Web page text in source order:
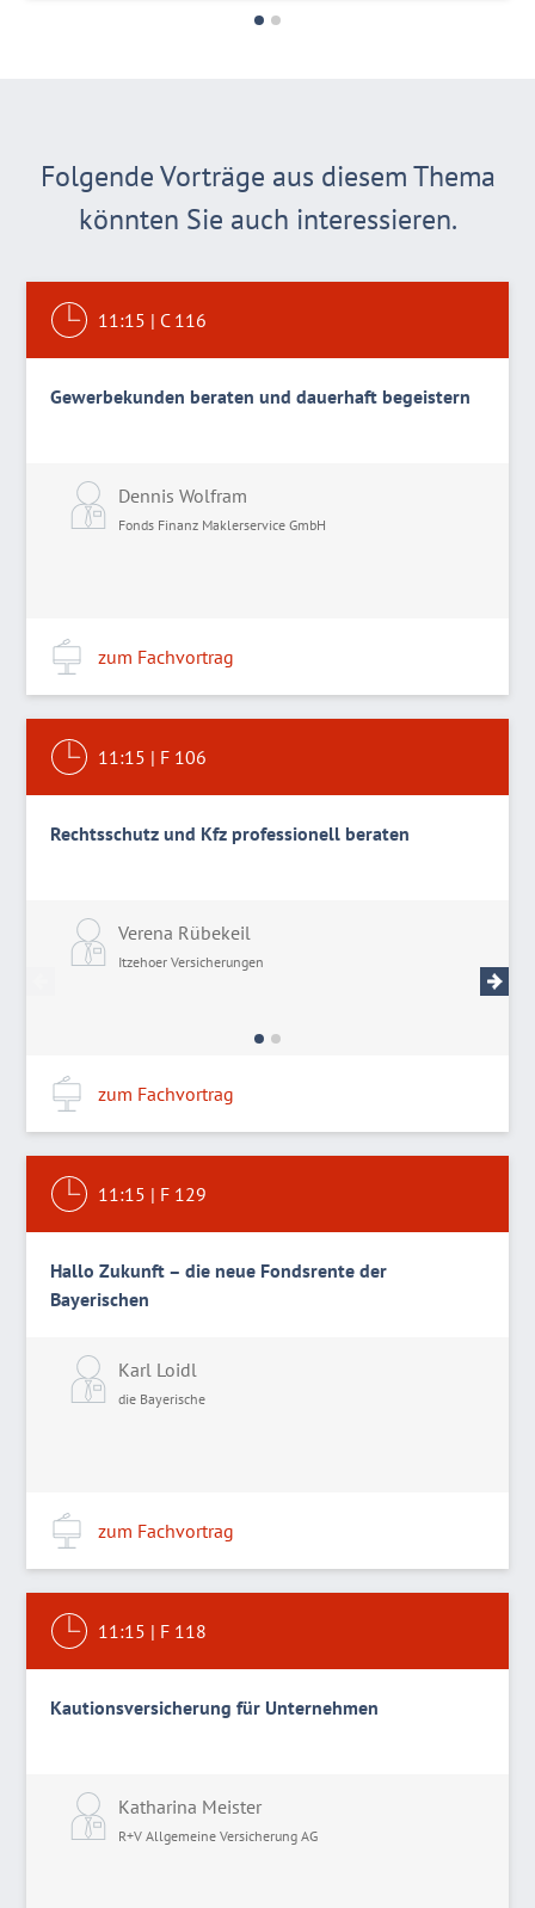
Folgende Vorträge aus diesem Thema
könnten Sie auch interessieren.
11:15 | C 116
Gewerbekunden beraten und dauerhaft begeistern
Dennis Wolfram
Fonds Finanz Maklerservice GmbH
zum Fachvortrag
11:15 | F 106
Rechtsschutz und Kfz professionell beraten
Verena Rübekeil
Itzehoer Versicherungen
zum Fachvortrag
11:15 | F 129
Hallo Zukunft – die neue Fondsrente der
Bayerischen
Karl Loidl
die Bayerische
zum Fachvortrag
11:15 | F 118
Kautionsversicherung für Unternehmen
Katharina Meister
R+V Allgemeine Versicherung AG